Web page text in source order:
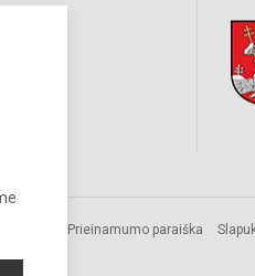
Prieinamumo paraiška